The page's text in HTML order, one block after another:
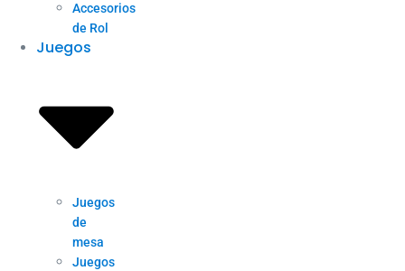
Accesorios
de Rol
Juegos
Juegos
de
mesa
Juegos